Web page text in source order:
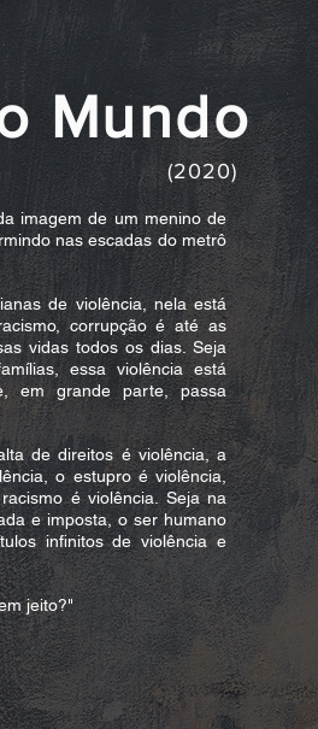
Mundo
(2020)
imagem de um menino de
nas escadas do metrô
de violência, nela está
corrupção é até as
vidas todos os dias. Seja
essa violência está
em grande parte, passa
de direitos é violência, a
o estupro é violência,
é violência. Seja na
e imposta, o ser humano
infinitos de violência e
jeito?"